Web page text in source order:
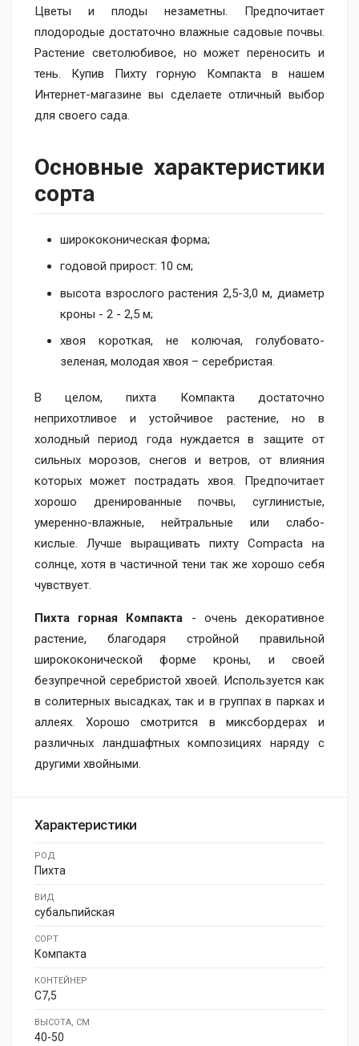
Цветы и плоды незаметны. Предпочитает
плодородые достаточно влажные садовые почвы.
Растение светолюбивое, но может переносить и
тень. Купив Пихту горную Компакта в нашем
Интернет-магазине вы сделаете отличный выбор
для своего сада.
Основные характеристики
сорта
ширококоническая форма;
годовой прирост: 10 см;
высота взрослого растения 2,5-3,0 м, диаметр
кроны - 2 - 2,5 м;
хвоя короткая, не колючая, голубовато-
зеленая, молодая хвоя – серебристая.
В целом, пихта Компакта достаточно
неприхотливое и устойчивое растение, но в
холодный период года нуждается в защите от
сильных морозов, снегов и ветров, от влияния
которых может пострадать хвоя. Предпочитает
хорошо дренированные почвы, суглинистые,
умеренно-влажные, нейтральные или слабо-
кислые. Лучше выращивать пихту Compacta на
солнце, хотя в частичной тени так же хорошо себя
чувствует.
Пихта горная Компакта - очень декоративное
растение, благодаря стройной правильной
ширококонической форме кроны, и своей
безупречной серебристой хвоей. Используется как
в солитерных высадках, так и в группах в парках и
аллеях. Хорошо смотрится в миксбордерах и
различных ландшафтных композициях наряду с
другими хвойными.
Характеристики
РОД
Пихта
ВИД
субальпийская
СОРТ
Компакта
КОНТЕЙНЕР
C7,5
ВЫСОТА, СМ
40-50